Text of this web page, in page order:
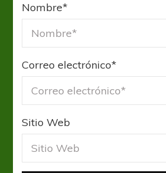
Nombre*
Correo electrónico*
Sitio Web